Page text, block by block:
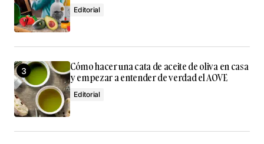
Editorial
Cómo hacer una cata de aceite de oliva en casa
y empezar a entender de verdad el AOVE
Editorial